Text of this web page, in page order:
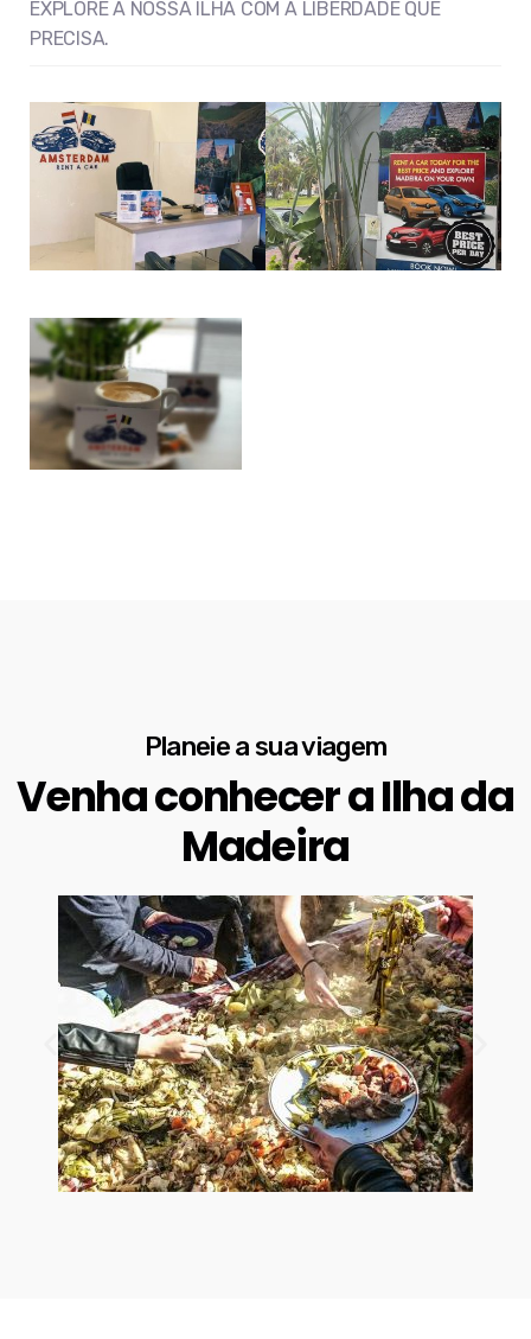
EXPLORE A NOSSA ILHA COM A LIBERDADE QUE
PRECISA.
Planeie a sua viagem
Venha conhecer a Ilha da
Madeira